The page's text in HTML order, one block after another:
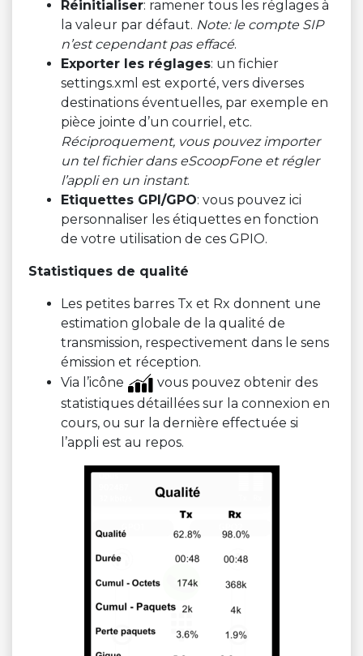
Réinitialiser: ramener tous les réglages à
la valeur par défaut. Note: le compte SIP
n’est cependant pas effacé.
Exporter les réglages: un fichier
settings.xml est exporté, vers diverses
destinations éventuelles, par exemple en
pièce jointe d’un courriel, etc.
Réciproquement, vous pouvez importer
un tel fichier dans eScoopFone et régler
l’appli en un instant.
Etiquettes GPI/GPO: vous pouvez ici
personnaliser les étiquettes en fonction
de votre utilisation de ces GPIO.
Statistiques de qualité
Les petites barres Tx et Rx donnent une
estimation globale de la qualité de
transmission, respectivement dans le sens
émission et réception.
Via l’icône
vous pouvez obtenir des
statistiques détaillées sur la connexion en
cours, ou sur la dernière effectuée si
l’appli est au repos.